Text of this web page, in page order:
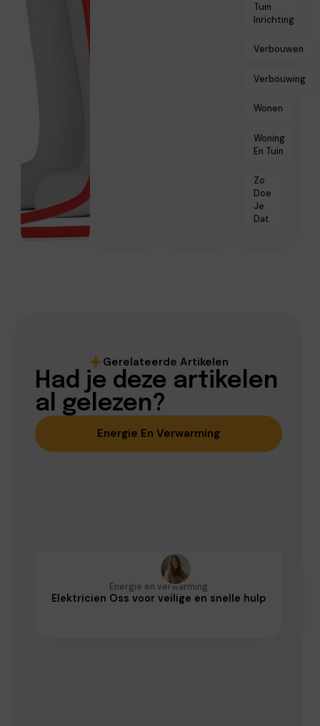
Tuin
Inrichting
Verbouwen
Verbouwing
Wonen
Woning
En Tuin
Zo
Doe
Je
Dat
Gerelateerde Artikelen
Had je deze artikelen
al gelezen?
Energie En Verwarming
Energie en verwarming
Elektricien Oss voor veilige en snelle hulp